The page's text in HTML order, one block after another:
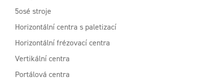
5osé stroje
Horizontální centra s paletizací
Horizontální frézovací centra
Vertikální centra
Portálová centra